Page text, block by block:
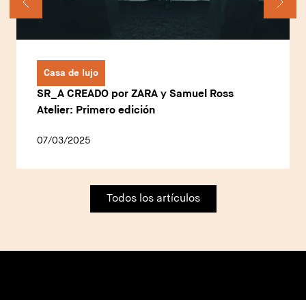
Casa de lujo
SR_A CREADO por ZARA y Samuel Ross
Atelier: Primero edición
07/03/2025
Todos los artículos